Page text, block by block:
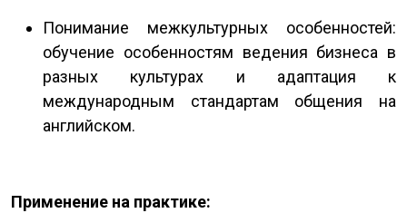
Понимание межкультурных особенностей:
обучение особенностям ведения бизнеса в
разных культурах и адаптация к
международным стандартам общения на
английском.
Применение на практике: